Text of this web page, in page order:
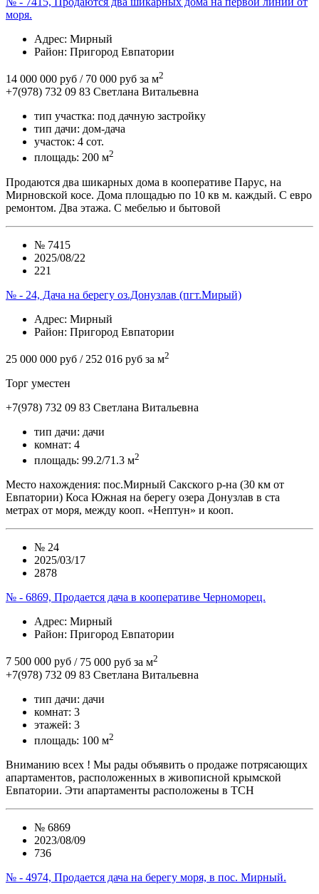
моря.
Адрес: Мирный
Район: Пригород Евпатории
14 000 000 руб / 70 000 руб за м2
+7(978) 732 09 83 Cветлана Витальевна
тип участка: под дачную застройку
тип дачи: дом-дача
участок: 4 сот.
площадь: 200 м2
Продаются два шикарных дома в кооперативе Парус, на
Мирновской косе. Дома площадью по 10 кв м. каждый. С евро
ремонтом. Два этажа. С мебелью и бытовой
№ 7415
2025/08/22
221
№ - 24, Дача на берегу оз.Донузлав (пгт.Мирый)
Адрес: Мирный
Район: Пригород Евпатории
25 000 000 руб / 252 016 руб за м2
Торг уместен
+7(978) 732 09 83 Cветлана Витальевна
тип дачи: дачи
комнат: 4
площадь: 99.2/71.3 м2
Место нахождения: пос.Мирный Сакского р-на (30 км от
Евпатории) Коса Южная на берегу озера Донузлав в ста
метрах от моря, между кооп. «Нептун» и кооп.
№ 24
2025/03/17
2878
№ - 6869, Продается дача в кооперативе Черноморец.
Адрес: Мирный
Район: Пригород Евпатории
7 500 000 руб / 75 000 руб за м2
+7(978) 732 09 83 Cветлана Витальевна
тип дачи: дачи
комнат: 3
этажей: 3
площадь: 100 м2
Вниманию всех ! Мы рады объявить о продаже потрясающих
апартаментов, расположенных в живописной крымской
Евпатории. Эти апартаменты расположены в ТСН
№ 6869
2023/08/09
736
№ - 4974, Продается дача на берегу моря, в пос. Мирный.